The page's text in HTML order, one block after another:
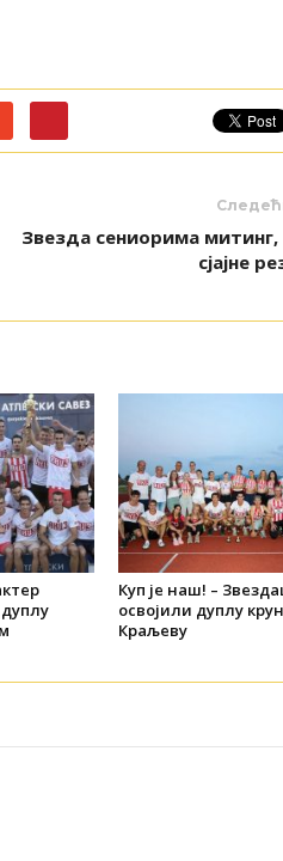
Звезда сениорима митинг,
сјајне
Куп је наш! –
освојили дуплу
Краљеву